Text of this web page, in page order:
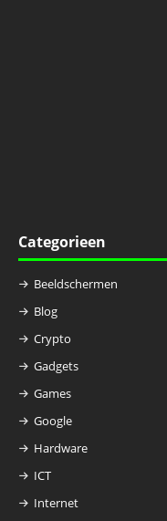
Categorieen
Beeldschermen
Blog
Crypto
Gadgets
Games
Google
Hardware
ICT
Internet